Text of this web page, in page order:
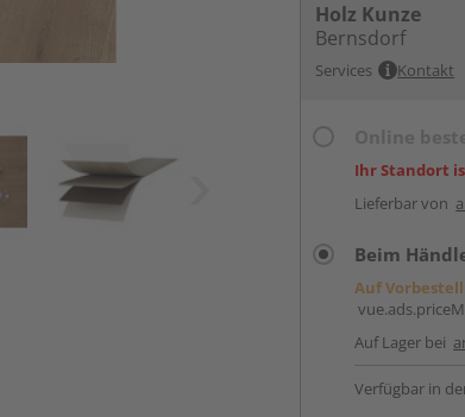
Holz Kunze
Bernsdorf
Services Kontakt
Ihr Standort
Lieferbar von
Beim
Auf
Auf Lager bei
Verfügbar in